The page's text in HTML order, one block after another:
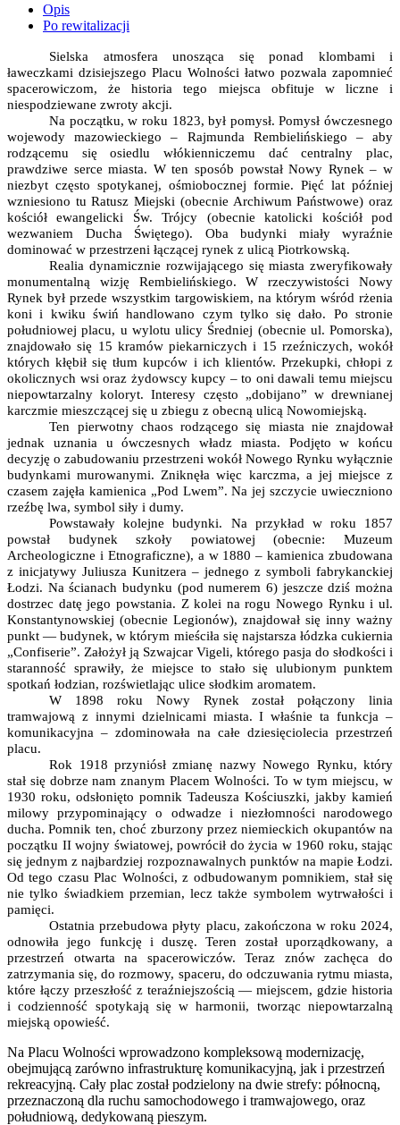
Opis
Po rewitalizacji
Sielska atmosfera unosząca się ponad klombami i
ławeczkami dzisiejszego Placu Wolności łatwo pozwala zapomnieć
spacerowiczom, że historia tego miejsca obfituje w liczne i
niespodziewane zwroty akcji.
Na początku, w roku 1823, był pomysł. Pomysł ówczesnego
wojewody mazowieckiego – Rajmunda Rembielińskiego – aby
rodzącemu się osiedlu włókienniczemu dać centralny plac,
prawdziwe serce miasta. W ten sposób powstał Nowy Rynek – w
niezbyt często spotykanej, ośmiobocznej formie. Pięć lat później
wzniesiono tu Ratusz Miejski (obecnie Archiwum Państwowe) oraz
kościół ewangelicki Św. Trójcy (obecnie katolicki kościół pod
wezwaniem Ducha Świętego). Oba budynki miały wyraźnie
dominować w przestrzeni łączącej rynek z ulicą Piotrkowską.
Realia dynamicznie rozwijającego się miasta zweryfikowały
monumentalną wizję Rembielińskiego. W rzeczywistości Nowy
Rynek był przede wszystkim targowiskiem, na którym wśród rżenia
koni i kwiku świń handlowano czym tylko się dało. Po stronie
południowej placu, u wylotu ulicy Średniej (obecnie ul. Pomorska),
znajdowało się 15 kramów piekarniczych i 15 rzeźniczych, wokół
których kłębił się tłum kupców i ich klientów. Przekupki, chłopi z
okolicznych wsi oraz żydowscy kupcy – to oni dawali temu miejscu
niepowtarzalny koloryt. Interesy często „dobijano” w drewnianej
karczmie mieszczącej się u zbiegu z obecną ulicą Nowomiejską.
Ten pierwotny chaos rodzącego się miasta nie znajdował
jednak uznania u ówczesnych władz miasta. Podjęto w końcu
decyzję o zabudowaniu przestrzeni wokół Nowego Rynku wyłącznie
budynkami murowanymi. Zniknęła więc karczma, a jej miejsce z
czasem zajęła kamienica „Pod Lwem”. Na jej szczycie uwieczniono
rzeźbę lwa, symbol siły i dumy.
Powstawały kolejne budynki. Na przykład w roku 1857
powstał budynek szkoły powiatowej (obecnie: Muzeum
Archeologiczne i Etnograficzne), a w 1880 – kamienica zbudowana
z inicjatywy Juliusza Kunitzera – jednego z symboli fabrykanckiej
Łodzi. Na ścianach budynku (pod numerem 6) jeszcze dziś można
dostrzec datę jego powstania. Z kolei na rogu Nowego Rynku i ul.
Konstantynowskiej (obecnie Legionów), znajdował się inny ważny
punkt — budynek, w którym mieściła się najstarsza łódzka cukiernia
„Confiserie”. Założył ją Szwajcar Vigeli, którego pasja do słodkości i
staranność sprawiły, że miejsce to stało się ulubionym punktem
spotkań łodzian, rozświetlając ulice słodkim aromatem.
W 1898 roku Nowy Rynek został połączony linia
tramwajową z innymi dzielnicami miasta. I właśnie ta funkcja –
komunikacyjna – zdominowała na całe dziesięciolecia przestrzeń
placu.
Rok 1918 przyniósł zmianę nazwy Nowego Rynku, który
stał się dobrze nam znanym Placem Wolności. To w tym miejscu, w
1930 roku, odsłonięto pomnik Tadeusza Kościuszki, jakby kamień
milowy przypominający o odwadze i niezłomności narodowego
ducha. Pomnik ten, choć zburzony przez niemieckich okupantów na
początku II wojny światowej, powrócił do życia w 1960 roku, stając
się jednym z najbardziej rozpoznawalnych punktów na mapie Łodzi.
Od tego czasu Plac Wolności, z odbudowanym pomnikiem, stał się
nie tylko świadkiem przemian, lecz także symbolem wytrwałości i
pamięci.
Ostatnia przebudowa płyty placu, zakończona w roku 2024,
odnowiła jego funkcję i duszę. Teren został uporządkowany, a
przestrzeń otwarta na spacerowiczów. Teraz znów zachęca do
zatrzymania się, do rozmowy, spaceru, do odczuwania rytmu miasta,
które łączy przeszłość z teraźniejszością — miejscem, gdzie historia
i codzienność spotykają się w harmonii, tworząc niepowtarzalną
miejską opowieść.
Na Placu Wolności wprowadzono kompleksową modernizację,
obejmującą zarówno infrastrukturę komunikacyjną, jak i przestrzeń
rekreacyjną. Cały plac został podzielony na dwie strefy: północną,
przeznaczoną dla ruchu samochodowego i tramwajowego, oraz
południową, dedykowaną pieszym.